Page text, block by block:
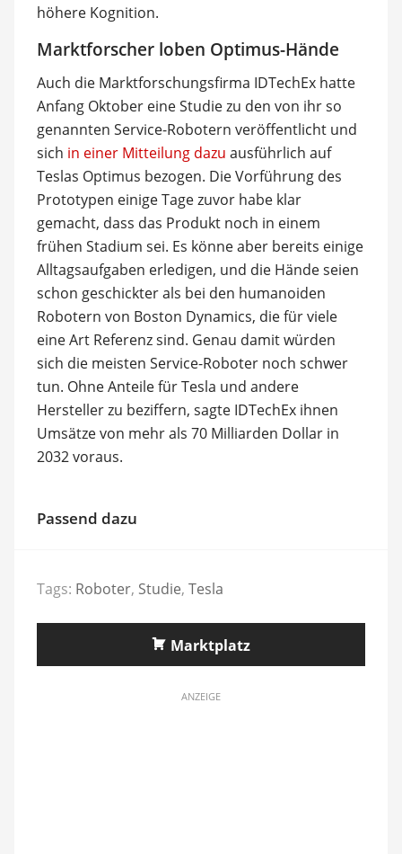
höhere Kognition.
Marktforscher loben Optimus-Hände
Auch die Marktforschungsfirma IDTechEx hatte
Anfang Oktober eine Studie zu den von ihr so
genannten Service-Robotern veröffentlicht und
sich in einer Mitteilung dazu ausführlich auf
Teslas Optimus bezogen. Die Vorführung des
Prototypen einige Tage zuvor habe klar
gemacht, dass das Produkt noch in einem
frühen Stadium sei. Es könne aber bereits einige
Alltagsaufgaben erledigen, und die Hände seien
schon geschickter als bei den humanoiden
Robotern von Boston Dynamics, die für viele
eine Art Referenz sind. Genau damit würden
sich die meisten Service-Roboter noch schwer
tun. Ohne Anteile für Tesla und andere
Hersteller zu beziffern, sagte IDTechEx ihnen
Umsätze von mehr als 70 Milliarden Dollar in
2032 voraus.
Passend dazu
Tags: Roboter, Studie, Tesla
Marktplatz
ANZEIGE